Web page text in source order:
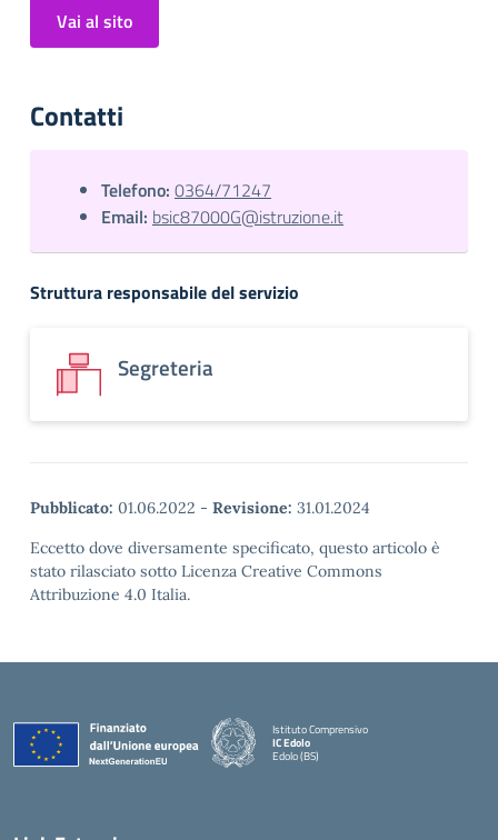
Vai al sito
Contatti
Telefono: 0364/71247
Email: bsic87000G@istruzione.it
Struttura responsabile del servizio
Segreteria
Pubblicato: 01.06.2022 - Revisione: 31.01.2024
Eccetto dove diversamente specificato, questo articolo è
stato rilasciato sotto Licenza Creative Commons
Attribuzione 4.0 Italia.
Istituto Comprensivo
IC Edolo
Edolo (BS)